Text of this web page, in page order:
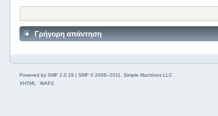
Γρήγορη απάντηση
Powered by SMF 2.0.19 | SMF © 2006–2011, Simple Machines LLC
XHTML
WAP2